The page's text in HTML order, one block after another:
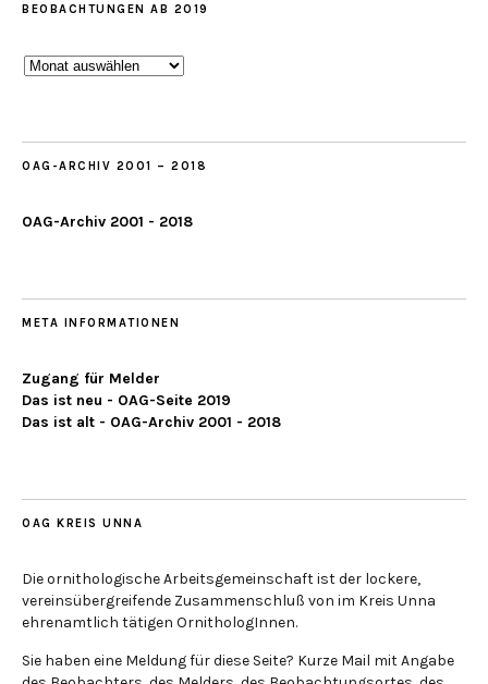
BEOBACHTUNGEN AB 2019
Beobachtungen
OAG-ARCHIV 2001 – 2018
OAG-Archiv 2001 - 2018
META INFORMATIONEN
Zugang für Melder
Das ist neu - OAG-Seite 2019
Das ist alt - OAG-Archiv 2001 - 2018
OAG KREIS UNNA
Die ornithologische Arbeitsgemeinschaft ist der lockere,
vereinsübergreifende Zusammenschluß von im Kreis Unna
ehrenamtlich tätigen OrnithologInnen.
Sie haben eine Meldung für diese Seite? Kurze Mail mit Angabe